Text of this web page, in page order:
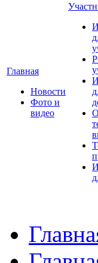
Главная
Новости
Фото и
видео